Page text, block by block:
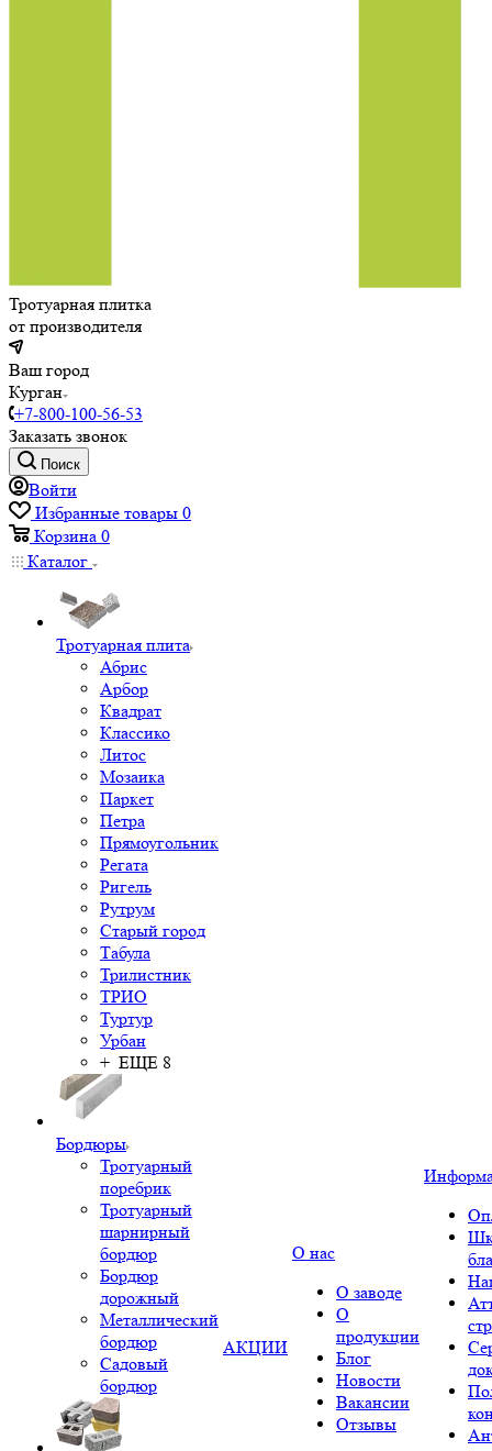
Тротуарная плитка
от производителя
Ваш город
Курган
+7-800-100-56-53
Заказать звонок
Поиск
Войти
Избранные товары 0
Корзина 0
Каталог
Тротуарная плита
Абрис
Арбор
Квадрат
Классико
Литос
Мозаика
Паркет
Петра
Прямоугольник
Регата
Ригель
Рутрум
Старый город
Табула
Трилистник
ТРИО
Туртур
Урбан
+ ЕЩЕ 8
Бордюры
Тротуарный
поребрик
Тротуарный
шарнирный
бордюр
Бордюр
дорожный
Металлический
бордюр
Садовый
бордюр
АКЦИИ
О нас
О заводе
О
продукции
Блог
Новости
Вакансии
Отзывы